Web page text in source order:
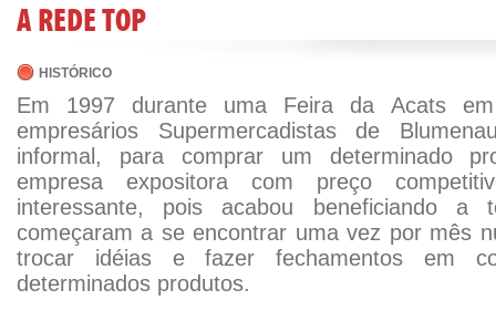
A REDE TOP
HISTÓRICO
Em 1997 durante uma Feira da Acats
empresários Supermercadistas de
informal, para comprar um determinado
empresa expositora com preço
interessante, pois acabou beneficiando
começaram a se encontrar uma vez por mês
trocar idéias e fazer fechamentos em
determinados produtos.